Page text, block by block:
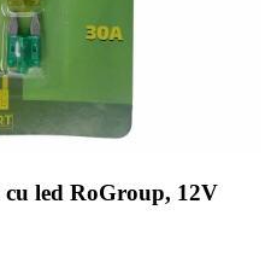
led RoGroup, 12V